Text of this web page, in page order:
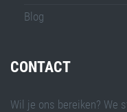
Blog
CONTACT
Wil je ons bereiken? We